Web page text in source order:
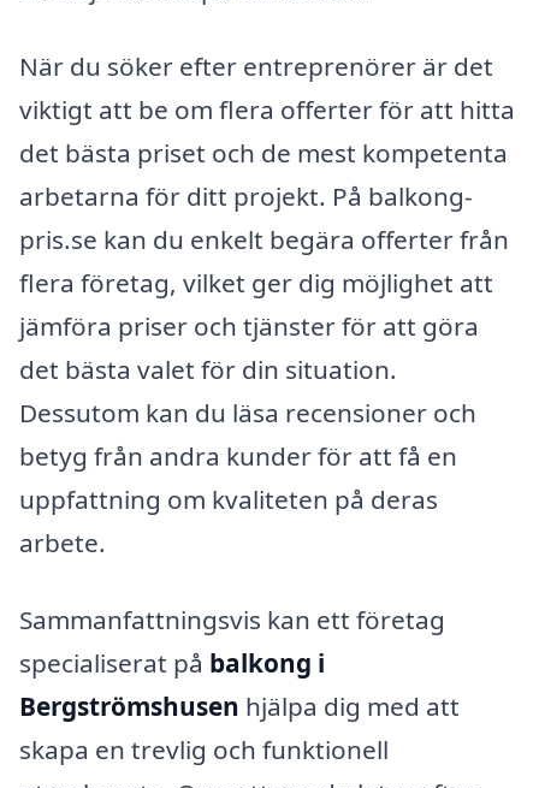
När du söker efter entreprenörer är det
viktigt att be om flera offerter för att hitta
det bästa priset och de mest kompetenta
arbetarna för ditt projekt. På balkong-
pris.se kan du enkelt begära offerter från
flera företag, vilket ger dig möjlighet att
jämföra priser och tjänster för att göra
det bästa valet för din situation.
Dessutom kan du läsa recensioner och
betyg från andra kunder för att få en
uppfattning om kvaliteten på deras
arbete.
Sammanfattningsvis kan ett företag
specialiserat på balkong i
Bergströmshusen hjälpa dig med att
skapa en trevlig och funktionell